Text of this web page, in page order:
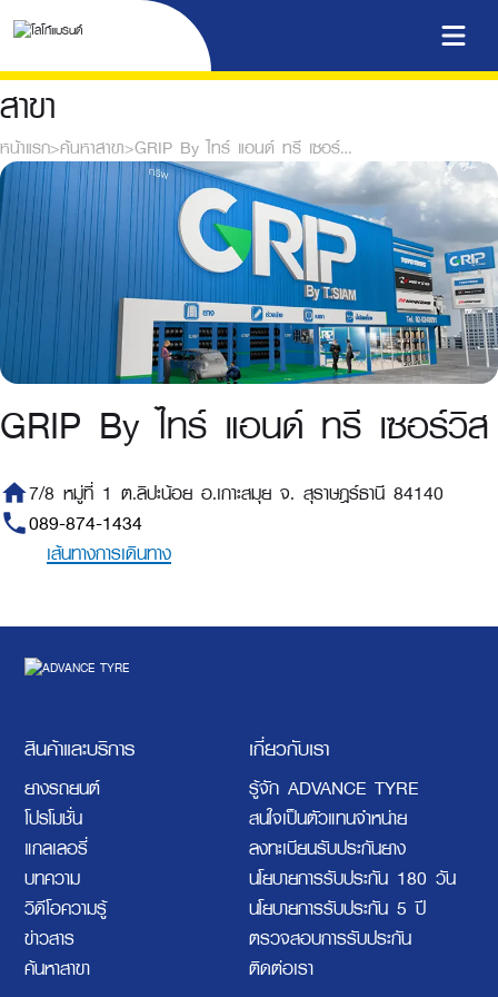
สาขา
หน้าแรก>ค้นหาสาขา> GRIP By ไทร์ แอนด์ ทรี เซอร์วิส
GRIP By ไทร์ แอนด์ ทรี เซอร์วิส
home7/8 หมู่ที่ 1 ต.ลิปะน้อย อ.เกาะสมุย จ. สุราษฎร์ธานี 84140
phone089-874-1434
เส้นทางการเดินทาง
สินค้าและบริการ
ยางรถยนต์
โปรโมชั่น
แกลเลอรี่
บทความ
วิดีโอความรู้
ข่าวสาร
ค้นหาสาขา
เกี่ยวกับเรา
รู้จัก ADVANCE TYRE
สนใจเป็นตัวแทนจำหน่าย
ลงทะเบียนรับประกันยาง
นโยบายการรับประกัน 180 วัน
นโยบายการรับประกัน 5 ปี
ตรวจสอบการรับประกัน
ติดต่อเรา